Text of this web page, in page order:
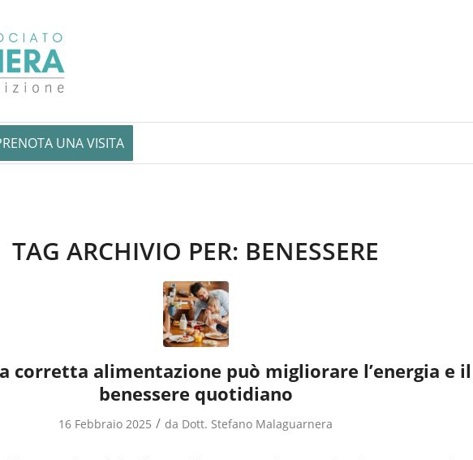
UNA VISITA
TAG ARCHIVIO PER: BENESSERE
corretta alimentazione può migliorare l’energia e il
benessere quotidiano
16 Febbraio 2025 / da Dott. Stefano Malaguarnera